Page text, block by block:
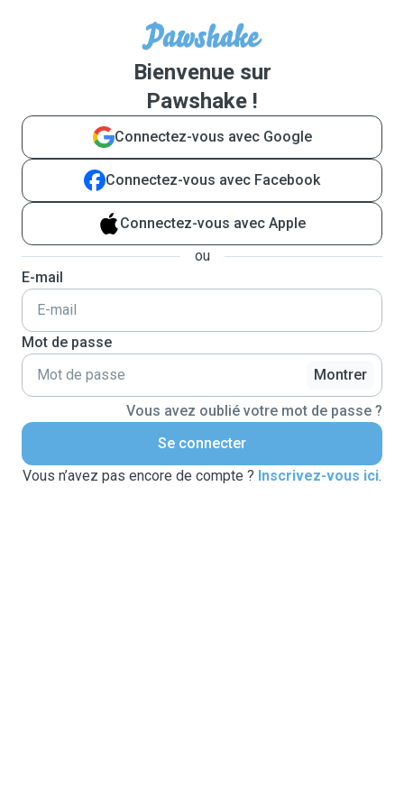
Bienvenue sur
Pawshake !
Connectez-vous avec Google
Connectez-vous avec Facebook
Connectez-vous avec Apple
ou
E-mail
Mot de passe
Montrer
Vous avez oublié votre mot de passe ?
Se connecter
Vous n’avez pas encore de compte ? Inscrivez-vous ici.